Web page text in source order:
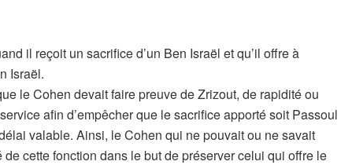
il reçoit un sacrifice d’un Ben Israël et qu’il offre à
Israël.
le Cohen devait faire preuve de Zrizout, de rapidité ou
afin d’empêcher que le sacrifice apporté soit Passoul
valable. Ainsi, le Cohen qui ne pouvait ou ne savait
cette fonction dans le but de préserver celui qui offre le